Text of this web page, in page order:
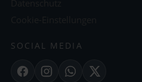
SOCIAL MEDIA
FacebookInstagramWhatsApp
X